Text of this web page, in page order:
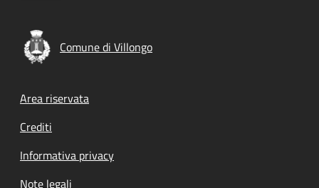
Comune di Villongo
Footer menu
Area riservata
Crediti
Informativa privacy
Note legali